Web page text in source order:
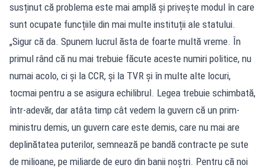
susținut că problema este mai amplă și privește modul în care
sunt ocupate funcțiile din mai multe instituții ale statului.
„Sigur că da. Spunem lucrul ăsta de foarte multă vreme. În
primul rând că nu mai trebuie făcute aceste numiri politice, nu
numai acolo, ci și la CCR, și la TVR și în multe alte locuri,
tocmai pentru a se asigura echilibrul. Legea trebuie schimbată,
într-adevăr, dar atâta timp cât vedem la guvern că un prim-
ministru demis, un guvern care este demis, care nu mai are
deplinătatea puterilor, semnează pe bandă contracte pe sute
de milioane, pe miliarde de euro din banii noștri. Pentru că noi